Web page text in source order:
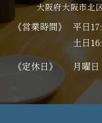
大阪府大阪市北
《営業時間》
平日
土日
《定休日》
月曜日